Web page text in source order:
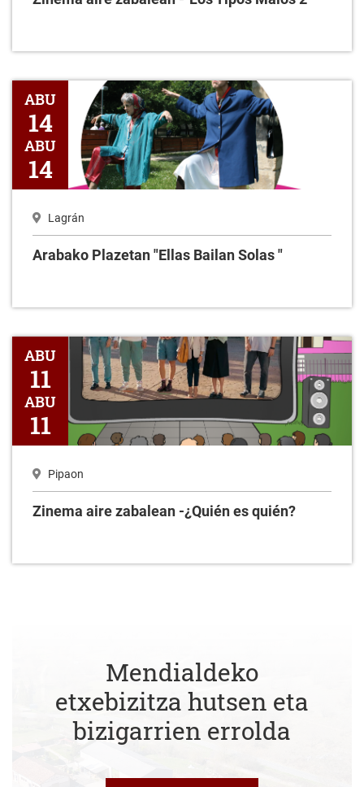
Arabako Plazetan "Ellas Bailan Solas "
ABU
14
ABU
14
Lagrán
Arabako Plazetan "Ellas Bailan Solas "
Zinema aire zabalean -¿Quién es quién?
ABU
11
ABU
11
Pipaon
Zinema aire zabalean -¿Quién es quién?
Mendialdeko
etxebizitza hutsen eta
bizigarrien errolda